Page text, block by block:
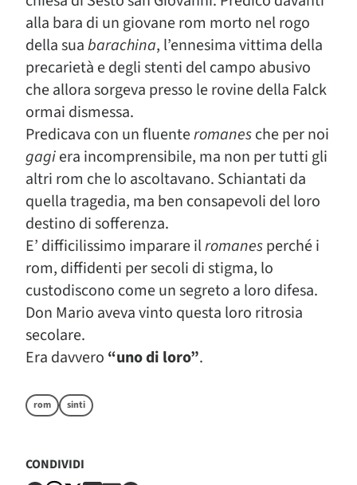
alla bara di un giovane rom morto nel rogo
della suabarachina, l’ennesima vittima della
precarietà e degli stenti del campo abusivo
che allora sorgeva presso le rovine della Falck
ormai dismessa.
Predicava con un fluenteromanesche per noi
gagiera incomprensibile, ma non per tutti gli
altri rom che lo ascoltavano. Schiantati da
quella tragedia, ma ben consapevoli del loro
destino di sofferenza.
E’ difficilissimo imparare ilromanesperché i
rom, diffidenti per secoli di stigma, lo
custodiscono come un segreto a loro difesa.
Don Mario aveva vinto questa loro ritrosia
secolare.
Era davvero “uno di loro”.
rom sinti
CONDIVIDI